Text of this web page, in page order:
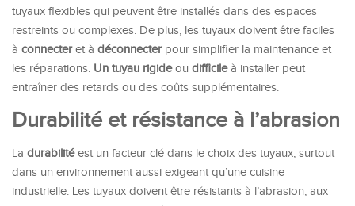
tuyaux flexibles qui peuvent être installés dans des espaces
restreints ou complexes. De plus, les tuyaux doivent être faciles
à connecteret à déconnecter pour simplifier la maintenance et
les réparations. Un tuyau rigideou difficileà installer peut
entraîner des retards ou des coûts supplémentaires.
Durabilité et résistance à l’abrasion
La durabilitéest un facteur clé dans le choix des tuyaux, surtout
dans un environnement aussi exigeant qu’une cuisine
industrielle. Les tuyaux doivent être résistants à l’abrasion, aux